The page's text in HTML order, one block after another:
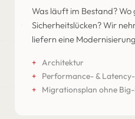
Was läuft im Bestand?
Sicherheitslücken? Wir
liefern eine
Architektur
Performance- &
Migrationsplan ohne